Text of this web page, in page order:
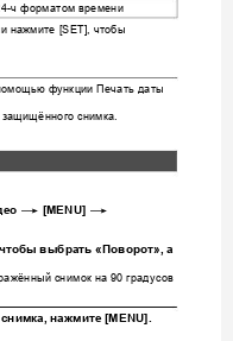
ч форматом времени
нажмите [SET], чтобы
функции Печать даты
защищённого снимка
* [MEN U] *
чтобы выбрать « Поворот», а
снимок на 90 градусов
снимка, нажмите [MENU].